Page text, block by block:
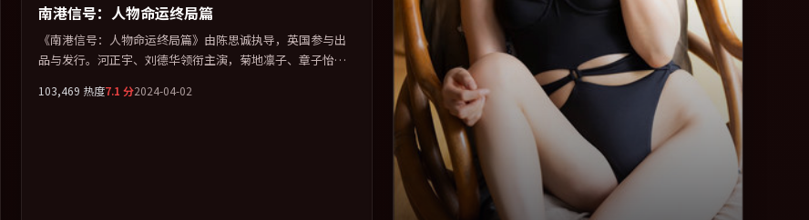
南港信号：人物命运终局篇
《南港信号：人物命运终局篇》由陈思诚执导，英国参与出
品与发行。河正宇、刘德华领衔主演，菊地凛子、章子怡、
全片以「科幻」类型为骨架，在叙事、表演与视听上力求统
103,469 热度7.1 分2024-04-02